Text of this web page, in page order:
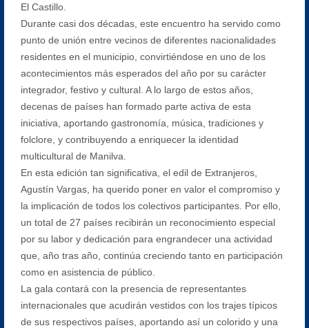
El Castillo.
Durante casi dos décadas, este encuentro ha servido como
punto de unión entre vecinos de diferentes nacionalidades
residentes en el municipio, convirtiéndose en uno de los
acontecimientos más esperados del año por su carácter
integrador, festivo y cultural. A lo largo de estos años,
decenas de países han formado parte activa de esta
iniciativa, aportando gastronomía, música, tradiciones y
folclore, y contribuyendo a enriquecer la identidad
multicultural de Manilva.
En esta edición tan significativa, el edil de Extranjeros,
Agustín Vargas, ha querido poner en valor el compromiso y
la implicación de todos los colectivos participantes. Por ello,
un total de 27 países recibirán un reconocimiento especial
por su labor y dedicación para engrandecer una actividad
que, año tras año, continúa creciendo tanto en participación
como en asistencia de público.
La gala contará con la presencia de representantes
internacionales que acudirán vestidos con los trajes típicos
de sus respectivos países, aportando así un colorido y una